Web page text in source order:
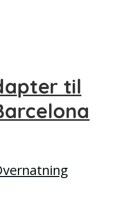
til